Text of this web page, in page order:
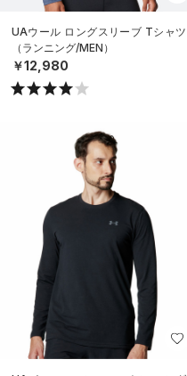
UAウール ロングスリーブ Tシャツ
（ランニング/MEN）
￥12,980